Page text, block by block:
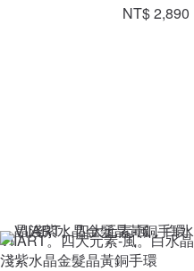
NT$ 2,890
VIIART。四大元素-風。白水晶
淺紫水晶金髮晶黃銅手環